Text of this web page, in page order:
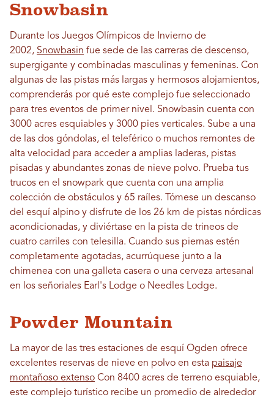
Snowbasin
Durante los Juegos Olímpicos de Invierno de
2002, Snowbasin fue sede de las carreras de descenso,
supergigante y combinadas masculinas y femeninas. Con
algunas de las pistas más largas y hermosos alojamientos,
comprenderás por qué este complejo fue seleccionado
para tres eventos de primer nivel. Snowbasin cuenta con
3000 acres esquiables y 3000 pies verticales. Sube a una
de las dos góndolas, el teleférico o muchos remontes de
alta velocidad para acceder a amplias laderas, pistas
pisadas y abundantes zonas de nieve polvo. Prueba tus
trucos en el snowpark que cuenta con una amplia
colección de obstáculos y 65 raíles. Tómese un descanso
del esquí alpino y disfrute de los 26 km de pistas nórdicas
acondicionadas, y diviértase en la pista de trineos de
cuatro carriles con telesilla. Cuando sus piernas estén
completamente agotadas, acurrúquese junto a la
chimenea con una galleta casera o una cerveza artesanal
en los señoriales Earl's Lodge o Needles Lodge.
Powder Mountain
La mayor de las tres estaciones de esquí Ogden ofrece
excelentes reservas de nieve en polvo en esta paisaje
montañoso extenso Con 8400 acres de terreno esquiable,
este complejo turístico recibe un promedio de alrededor